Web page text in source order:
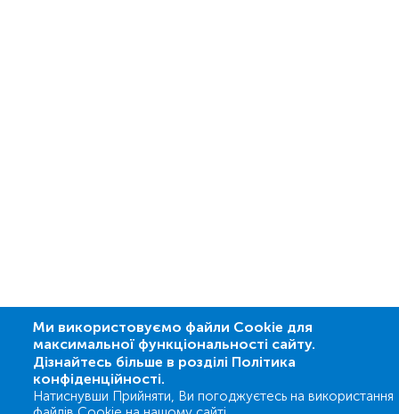
Ми використовуємо файли Cookie для
максимальної функціональності сайту.
Дізнайтесь більше в розділі Політика
конфіденційності.
Натиснувши Прийняти, Ви погоджуєтесь на використання